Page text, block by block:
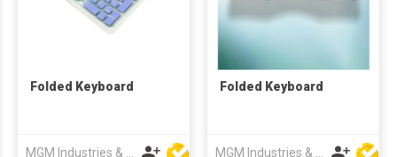
Folded Keyboard Folded Keyboard